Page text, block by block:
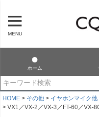
MENU
ホーム
HOME その他
イヤホンマイク他
VX1／VX-2／VX-3／FT-60／VX-